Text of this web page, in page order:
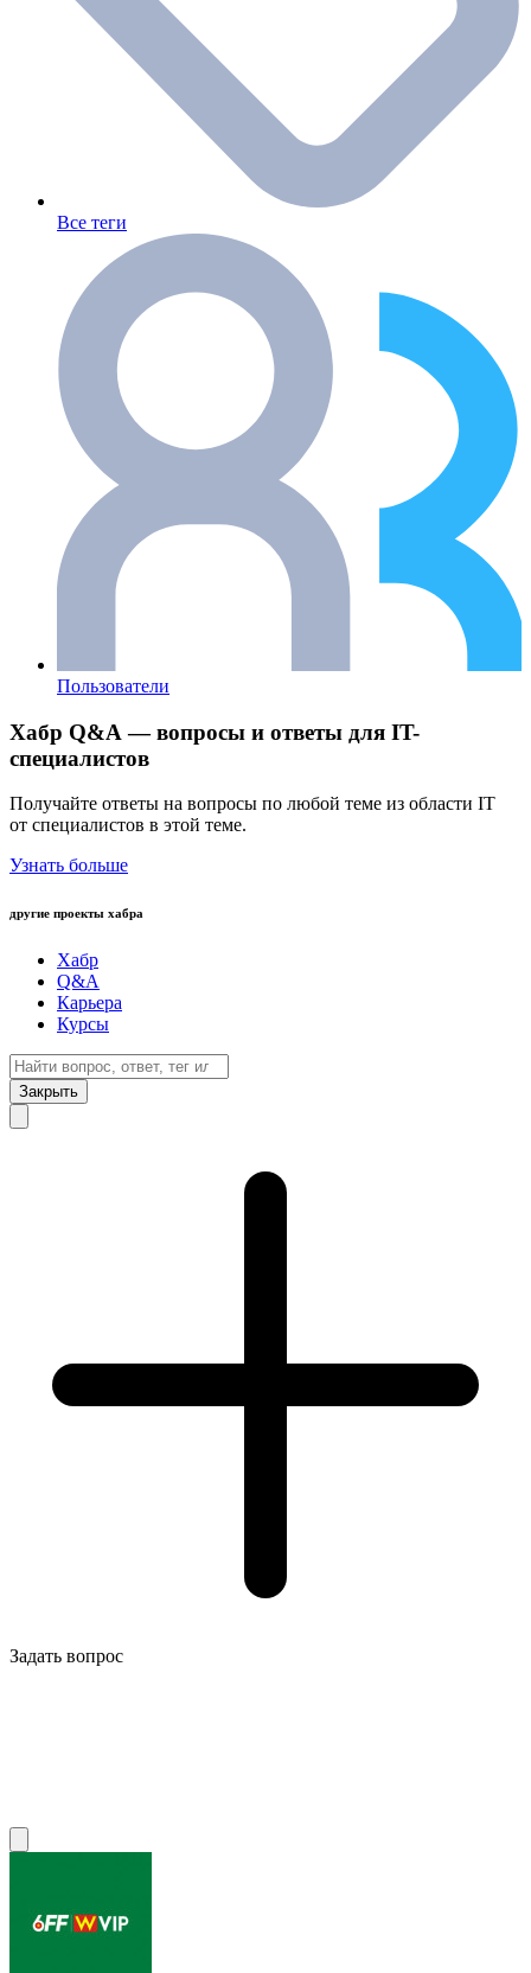
Все теги
Пользователи
Хабр Q&A — вопросы и ответы для IT-
специалистов
Получайте ответы на вопросы по любой теме из области IT
от специалистов в этой теме.
Узнать больше
другие проекты хабра
Хабр
Q&A
Карьера
Курсы
Закрыть
Задать вопрос